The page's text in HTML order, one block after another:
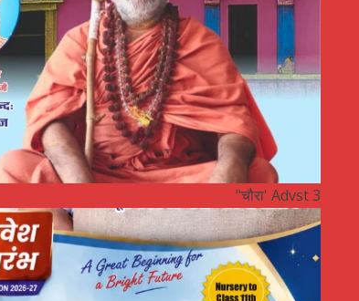
"चौरा' Advst 3